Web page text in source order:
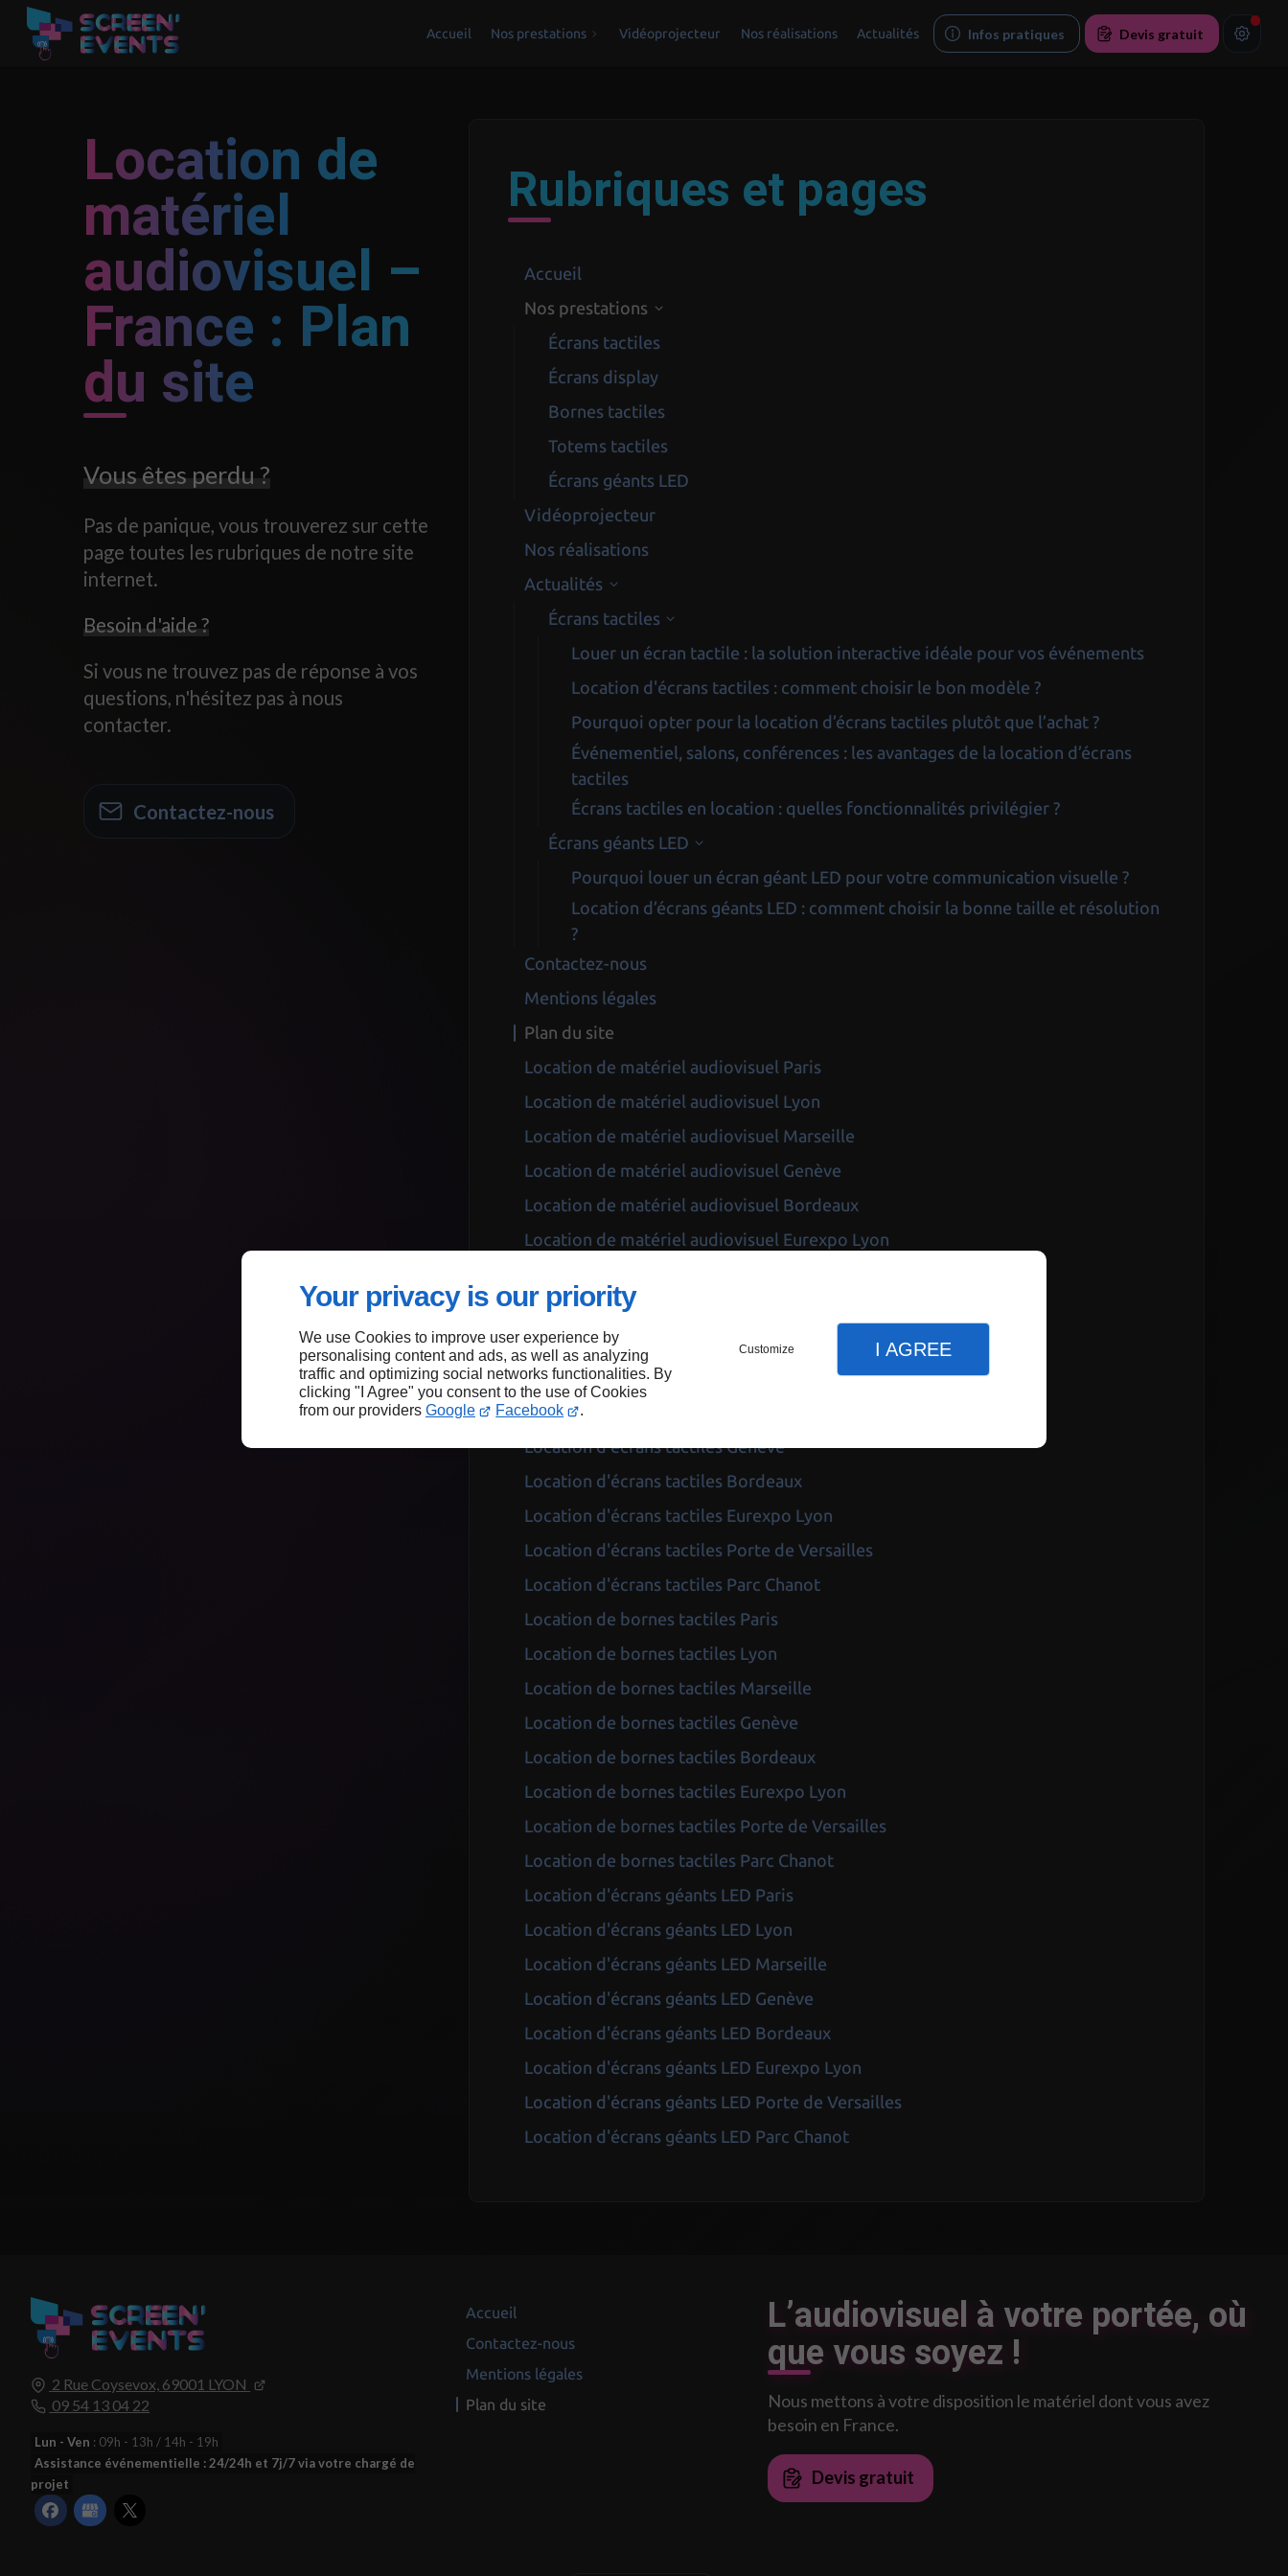
Your privacy is our priority
We use Cookies to improve user experience by
personalising content and ads, as well as analyzing
traffic and optimizing social networks functionalities. By
clicking "I Agree" you consent to the use of Cookies
from our providers Google Facebook .
Customize I AGREE
Accueil Nos prestations Vidéoprojecteur Nos réalisations Actualités Infos pratiques Devis gratuit
Location de
matériel
audiovisuel –
France : Plan
du site
Vous êtes perdu ?
Pas de panique, vous trouverez sur cette
page toutes les rubriques de notre site
internet.​​
Besoin d'aide ?
Si vous ne trouvez pas de réponse à vos
questions, n'hésitez pas à nous
contacter.
Contactez-nous
Rubriques et pages
Accueil
Nos prestations
Écrans tactiles
Écrans display
Bornes tactiles
Totems tactiles
Écrans géants LED
Vidéoprojecteur
Nos réalisations
Actualités
Écrans tactiles
Louer un écran tactile : la solution interactive idéale pour vos événements
Location d'écrans tactiles : comment choisir le bon modèle ?
Pourquoi opter pour la location d’écrans tactiles plutôt que l’achat ?
Événementiel, salons, conférences : les avantages de la location d’écrans
tactiles
Écrans tactiles en location : quelles fonctionnalités privilégier ?
Écrans géants LED
Pourquoi louer un écran géant LED pour votre communication visuelle ?
Location d’écrans géants LED : comment choisir la bonne taille et résolution
?
Contactez-nous
Mentions légales
Plan du site
Location de matériel audiovisuel Paris
Location de matériel audiovisuel Lyon
Location de matériel audiovisuel Marseille
Location de matériel audiovisuel Genève
Location de matériel audiovisuel Bordeaux
Location de matériel audiovisuel Eurexpo Lyon
Location de matériel audiovisuel Parc Chanot
Location d'écrans tactiles Paris
Location d'écrans tactiles Lyon
Location d'écrans tactiles Marseille
Location d'écrans tactiles Genève
Location d'écrans tactiles Bordeaux
Location d'écrans tactiles Eurexpo Lyon
Location d'écrans tactiles Porte de Versailles
Location d'écrans tactiles Parc Chanot
Location de bornes tactiles Paris
Location de bornes tactiles Lyon
Location de bornes tactiles Marseille
Location de bornes tactiles Genève
Location de bornes tactiles Bordeaux
Location de bornes tactiles Eurexpo Lyon
Location de bornes tactiles Porte de Versailles
Location de bornes tactiles Parc Chanot
Location d'écrans géants LED Paris
Location d'écrans géants LED Lyon
Location d'écrans géants LED Marseille
Location d'écrans géants LED Genève
Location d'écrans géants LED Bordeaux
Location d'écrans géants LED Eurexpo Lyon
Location d'écrans géants LED Porte de Versailles
Location d'écrans géants LED Parc Chanot
2 Rue Coysevox, 69001 LYON
09 54 13 04 22
Lun - Ven : 09h - 13h / 14h - 19h
Assistance événementielle : 24/24h et 7j/7 via votre chargé de
projet
Accueil
Contactez-nous
Mentions légales
Plan du site
L’audiovisuel à votre portée, où
que vous soyez !
Nous mettons à votre disposition le matériel dont vous avez
besoin en France.
Devis gratuit